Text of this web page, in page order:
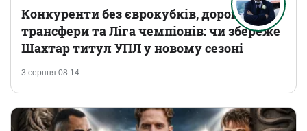
3 серпня 08:14
Конкуренти без єврокубків, дорогі
трансфери та Ліга чемпіонів: чи збереже
Шахтар титул УПЛ у новому сезоні